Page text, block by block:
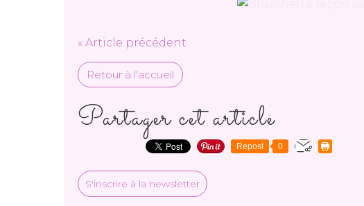
« Article précédent
Retour à l'accueil
Partager cet article
Repost 0
S'inscrire à la newsletter